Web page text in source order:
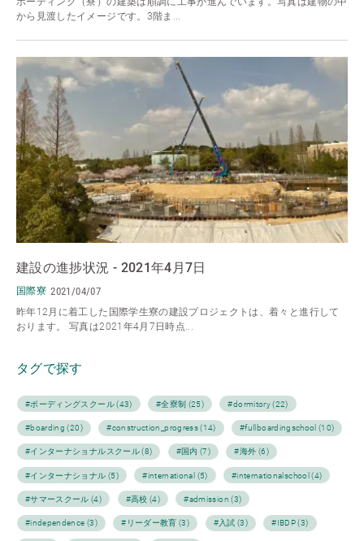
から見渡したイメージです。3階ま...
建設の進捗状況 - 2021年4月7日
国際寮 2021/04/07
昨年12月に着工した国際学生寮の建設プロジェクトは、着々と進行して
おります。 写真は2021年4月7日時点...
タグで探す
#ボーディングスクール (43) #全寮制 (25) #dormitory (22)
#boarding (20) #construction_progress (14) #fullboardingschool (10)
#インターナショナルスクール (8) #国内 (7) #海外 (6)
#インターナショナル (5) #international (5) #internationalschool (4)
#サマースクール (4) #高校 (4) #admission (3)
#independence (3) #リーダー教育 (3) #入試 (3) #IBDP (3)